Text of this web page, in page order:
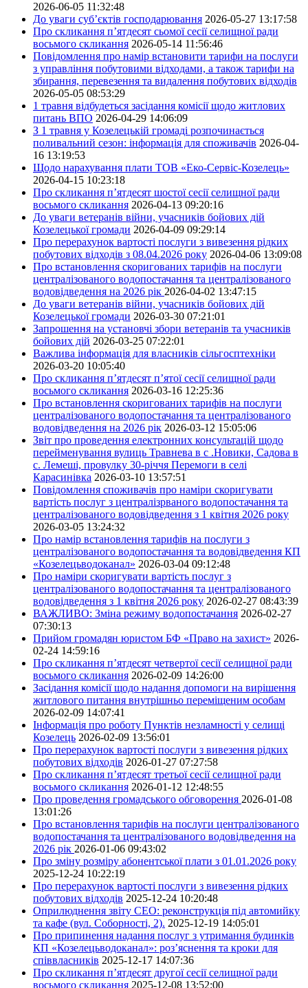
2026-06-05 11:32:48
До уваги суб’єктів господарювання 2026-05-27 13:17:58
Про скликання п’ятдесят сьомої сесії селищної ради
восьмого скликання 2026-05-14 11:56:46
Повідомлення про намір встановити тарифи на послуги
з управління побутовими відходами, а також тарифи на
збирання, перевезення та видалення побутових відходів
2026-05-05 08:53:29
1 травня відбудеться засідання комісії щодо житлових
питань ВПО 2026-04-29 14:06:09
З 1 травня у Козелецькій громаді розпочинається
поливальний сезон: інформація для споживачів 2026-04-
16 13:19:53
Щодо нарахування плати ТОВ «Еко-Сервіс-Козелець»
2026-04-15 10:23:18
Про скликання п’ятдесят шостої сесії селищної ради
восьмого скликання 2026-04-13 09:20:16
До уваги ветеранів війни, учасників бойових дій
Козелецької громади 2026-04-09 09:29:14
Про перерахунок вартості послуги з вивезення рідких
побутових відходів з 08.04.2026 року 2026-04-06 13:09:08
Про встановлення скоригованих тарифів на послуги
централізованого водопостачання та централізованого
водовідведення на 2026 рік 2026-04-02 13:47:15
До уваги ветеранів війни, учасників бойових дій
Козелецької громади 2026-03-30 07:21:01
Запрошення на установчі збори ветеранів та учасників
бойових дій 2026-03-25 07:22:01
Важлива інформація для власників сільгосптехніки
2026-03-20 10:05:40
Про скликання п’ятдесят п’ятої сесії селищної ради
восьмого скликання 2026-03-16 12:25:36
Про встановлення скоригованих тарифів на послуги
централізованого водопостачання та централізованого
водовідведення на 2026 рік 2026-03-12 15:05:06
Звіт про проведення електронних консультацій щодо
перейменування вулиць Травнева в с .Новики, Садова в
с. Лемеші, провулку 30-річчя Перемоги в селі
Карасинівка 2026-03-10 13:57:51
Повідомлення споживачів про наміри скоригувати
вартість послуг з централізрваного водопостачання та
централізованого водовідведення з 1 квітня 2026 року
2026-03-05 13:24:32
Про намір встановлення тарифів на послуги з
централізованого водопостачання та водовідведення КП
«Козелецьводоканал» 2026-03-04 09:12:48
Про наміри скоригувати вартість послуг з
централізованого водопостачання та централізованого
водовідведення з 1 квітня 2026 року 2026-02-27 08:43:39
ВАЖЛИВО: Зміна режиму водопостачання 2026-02-27
07:30:13
Прийом громадян юристом БФ «Право на захист» 2026-
02-24 14:59:16
Про скликання п’ятдесят четвертої сесії селищної ради
восьмого скликання 2026-02-09 14:26:00
Засідання комісії щодо надання допомоги на вирішення
житлового питання внутрішньо переміщеним особам
2026-02-09 14:07:41
Інформація про роботу Пунктів незламності у селищі
Козелець 2026-02-09 13:56:01
Про перерахунок вартості послуги з вивезення рідких
побутових відходів 2026-01-27 07:27:58
Про скликання п’ятдесят третьої сесії селищної ради
восьмого скликання 2026-01-12 12:48:55
Про проведення громадського обговорення 2026-01-08
13:01:26
Про встановлення тарифів на послуги централізованого
водопостачання та централізованого водовідведення на
2026 рік 2026-01-06 09:43:02
Про зміну розміру абонентської плати з 01.01.2026 року
2025-12-24 10:22:19
Про перерахунок вартості послуги з вивезення рідких
побутових відходів 2025-12-24 10:20:48
Оприлюднення звіту СЕО: реконструкція під автомийку
та кафе (вул. Соборності, 2). 2025-12-19 14:05:01
Про припинення надання послуг з утримання будинків
КП «Козелецьводоканал»: роз’яснення та кроки для
співвласників 2025-12-17 14:07:36
Про скликання п’ятдесят другої сесії селищної ради
восьмого скликання 2025-12-08 13:52:00